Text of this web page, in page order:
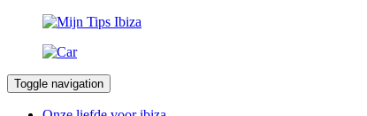
Toggle navigation